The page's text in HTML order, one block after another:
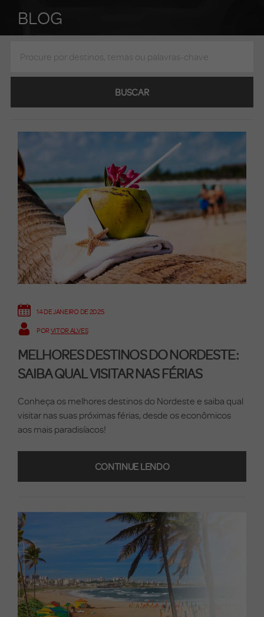
BLOG
BUSCAR
14 DE JANEIRO DE 2025
PORVITOR ALVES
MELHORES DESTINOS DO NORDESTE:
SAIBA QUAL VISITAR NAS FÉRIAS
Conheça os melhores destinos do Nordeste e saiba qual
visitar nas suas próximas férias, desde os econômicos
aos mais paradisíacos!
CONTINUE LENDO